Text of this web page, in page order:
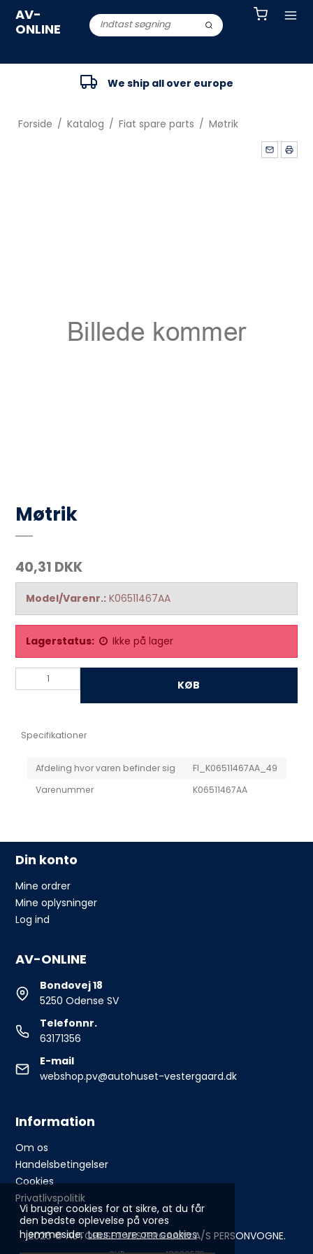
Vi bruger cookies for at sikre, at du får
den bedste oplevelse på vores
hjemmeside.Læs mere om cookies
AV-
ONLINE
We ship all over europe
Forside / Katalog / Fiat spare parts / Møtrik
Møtrik
40,31 DKK
Model/Varenr.: K06511467AA
Lagerstatus: Ikke på lager
KØB
Specifikationer
Afdeling hvor varen befinder sig
FI_K06511467AA_49
Varenummer
K06511467AA
Din konto
Mine ordrer
Mine oplysninger
Log ind
AV-ONLINE
Bondovej 18
5250 Odense SV
Telefonnr.
63171356
E-mail
webshop.pv@autohuset-vestergaard.dk
Information
Om os
Handelsbetingelser
Cookies
Privatlivspolitik
2026 © AUTOHUSET VESTERGAARD A/S PERSONVOGNE.